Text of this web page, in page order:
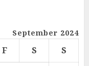
September 2024
F S
S